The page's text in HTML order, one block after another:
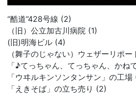
“酷道”428号線 (2)
（旧）公立加古川病院 (1)
(旧)明海ビル (4)
（舞子のじゃない）ウェザーリポー
「♪てっちゃん、てっちゃん、かね
「ウヰルキンソンタンサン」の工場
「えきそば」の立ち売り (2)